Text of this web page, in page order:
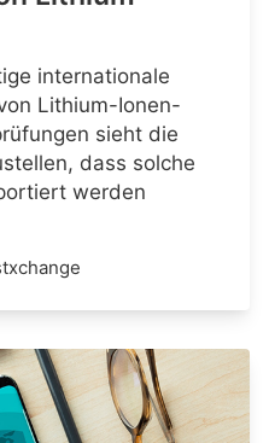
internationale
Lithium-Ionen-
sieht die
dass solche
werden